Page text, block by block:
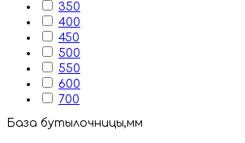
350
400
450
500
550
600
700
База бутылочницы,мм